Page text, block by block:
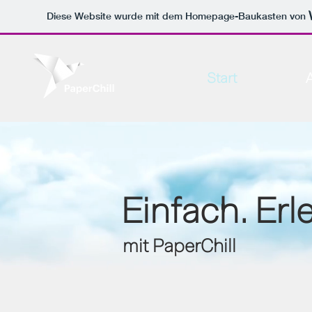
Diese Website wurde mit dem Homepage-Baukasten von
Start
Einfach.
mit PaperChill